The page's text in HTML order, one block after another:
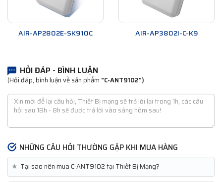
AIR-AP2802E-SK910C AIR-AP3802I-C-K9
HỎI ĐÁP - BÌNH LUẬN
(Hỏi đáp, bình luận về sản phẩm "C-ANT9102")
NHỮNG CÂU HỎI THƯỜNG GẶP KHI MUA HÀNG
★ Tại sao nên mua C-ANT9102 tại Thiết Bị Mạng?